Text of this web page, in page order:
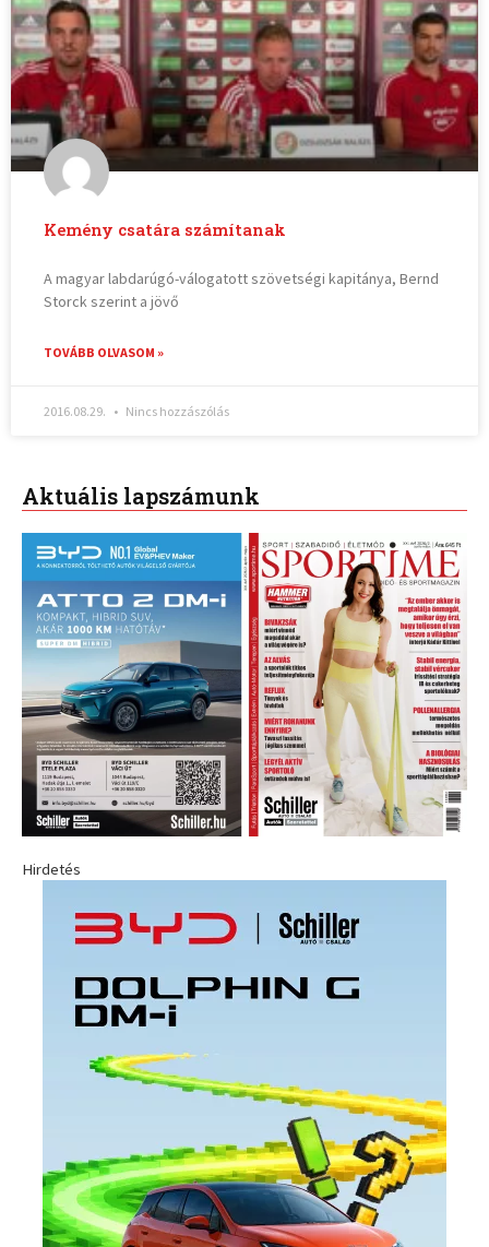
Kemény csatára számítanak
A magyar labdarúgó-válogatott szövetségi kapitánya, Bernd
Storck szerint a jövő
TOVÁBB OLVASOM »
2016.08.29. Nincs hozzászólás
Aktuális lapszámunk
Hirdetés